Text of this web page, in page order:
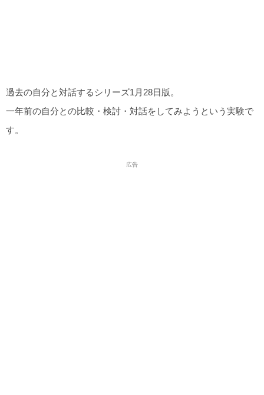
過去の自分と対話するシリーズ1月28日版。
一年前の自分との比較・検討・対話をしてみようという実験で
す。
広告